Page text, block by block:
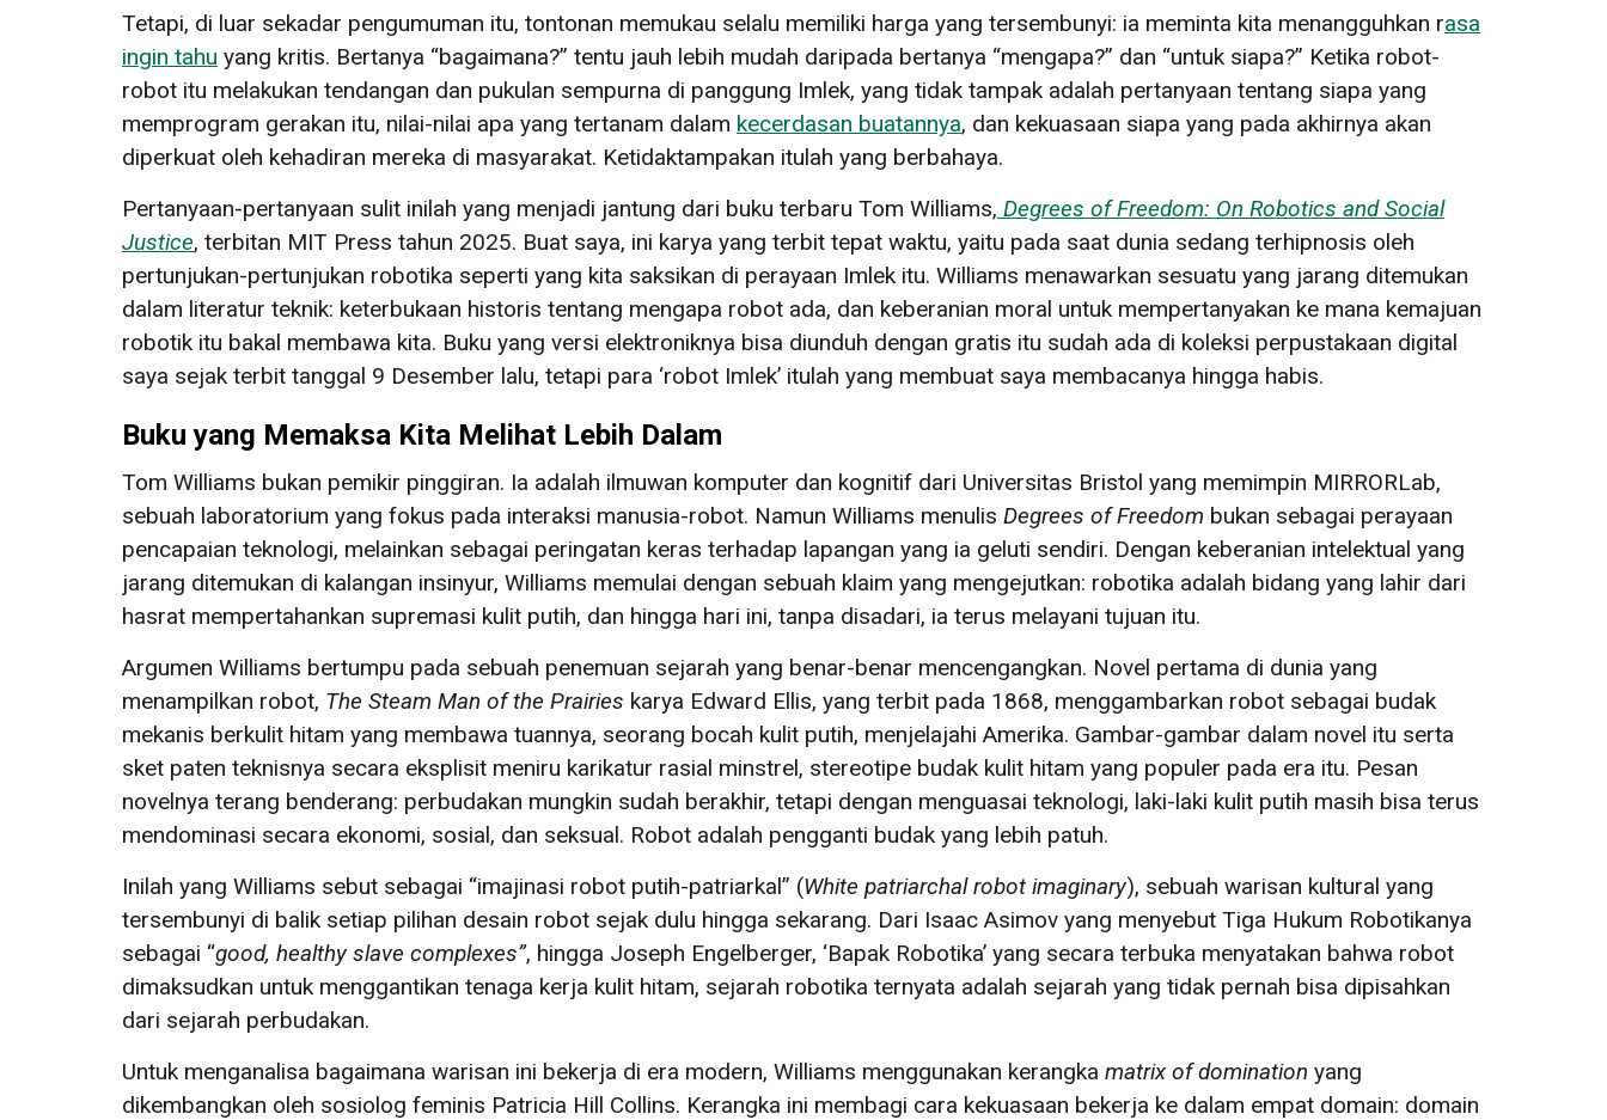
Tetapi, di luar sekadar pengumuman itu, tontonan memukau selalu memiliki harga yang tersembunyi: ia meminta kita menangguhkan rasa
ingin tahu yang kritis. Bertanya “bagaimana?” tentu jauh lebih mudah daripada bertanya “mengapa?” dan “untuk siapa?” Ketika robot-
robot itu melakukan tendangan dan pukulan sempurna di panggung Imlek, yang tidak tampak adalah pertanyaan tentang siapa yang
memprogram gerakan itu, nilai-nilai apa yang tertanam dalam kecerdasan buatannya, dan kekuasaan siapa yang pada akhirnya akan
diperkuat oleh kehadiran mereka di masyarakat. Ketidaktampakan itulah yang berbahaya.
Pertanyaan-pertanyaan sulit inilah yang menjadi jantung dari buku terbaru Tom Williams, Degrees of Freedom: On Robotics and Social
Justice, terbitan MIT Press tahun 2025. Buat saya, ini karya yang terbit tepat waktu, yaitu pada saat dunia sedang terhipnosis oleh
pertunjukan-pertunjukan robotika seperti yang kita saksikan di perayaan Imlek itu. Williams menawarkan sesuatu yang jarang ditemukan
dalam literatur teknik: keterbukaan historis tentang mengapa robot ada, dan keberanian moral untuk mempertanyakan ke mana kemajuan
robotik itu bakal membawa kita. Buku yang versi elektroniknya bisa diunduh dengan gratis itu sudah ada di koleksi perpustakaan digital
saya sejak terbit tanggal 9 Desember lalu, tetapi para ‘robot Imlek’ itulah yang membuat saya membacanya hingga habis.
Buku yang Memaksa Kita Melihat Lebih Dalam
Tom Williams bukan pemikir pinggiran. Ia adalah ilmuwan komputer dan kognitif dari Universitas Bristol yang memimpin MIRRORLab,
sebuah laboratorium yang fokus pada interaksi manusia-robot. Namun Williams menulis Degrees of Freedom bukan sebagai perayaan
pencapaian teknologi, melainkan sebagai peringatan keras terhadap lapangan yang ia geluti sendiri. Dengan keberanian intelektual yang
jarang ditemukan di kalangan insinyur, Williams memulai dengan sebuah klaim yang mengejutkan: robotika adalah bidang yang lahir dari
hasrat mempertahankan supremasi kulit putih, dan hingga hari ini, tanpa disadari, ia terus melayani tujuan itu.
Argumen Williams bertumpu pada sebuah penemuan sejarah yang benar-benar mencengangkan. Novel pertama di dunia yang
menampilkan robot, The Steam Man of the Prairies karya Edward Ellis, yang terbit pada 1868, menggambarkan robot sebagai budak
mekanis berkulit hitam yang membawa tuannya, seorang bocah kulit putih, menjelajahi Amerika. Gambar-gambar dalam novel itu serta
sket paten teknisnya secara eksplisit meniru karikatur rasial minstrel, stereotipe budak kulit hitam yang populer pada era itu. Pesan
novelnya terang benderang: perbudakan mungkin sudah berakhir, tetapi dengan menguasai teknologi, laki-laki kulit putih masih bisa terus
mendominasi secara ekonomi, sosial, dan seksual. Robot adalah pengganti budak yang lebih patuh.
Inilah yang Williams sebut sebagai “imajinasi robot putih-patriarkal” (White patriarchal robot imaginary), sebuah warisan kultural yang
tersembunyi di balik setiap pilihan desain robot sejak dulu hingga sekarang. Dari Isaac Asimov yang menyebut Tiga Hukum Robotikanya
sebagai “good, healthy slave complexes”, hingga Joseph Engelberger, ‘Bapak Robotika’ yang secara terbuka menyatakan bahwa robot
dimaksudkan untuk menggantikan tenaga kerja kulit hitam, sejarah robotika ternyata adalah sejarah yang tidak pernah bisa dipisahkan
dari sejarah perbudakan.
Untuk menganalisa bagaimana warisan ini bekerja di era modern, Williams menggunakan kerangka matrix of domination yang
dikembangkan oleh sosiolog feminis Patricia Hill Collins. Kerangka ini membagi cara kekuasaan bekerja ke dalam empat domain: domain